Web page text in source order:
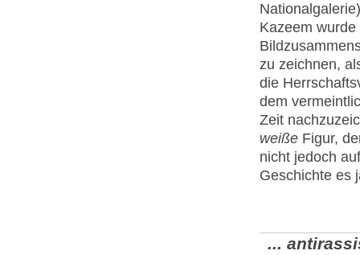
Kazeem
zu zeichnen,
die
dem
Zeit
weiße Figur,
nicht jedoch
Geschichte es
...